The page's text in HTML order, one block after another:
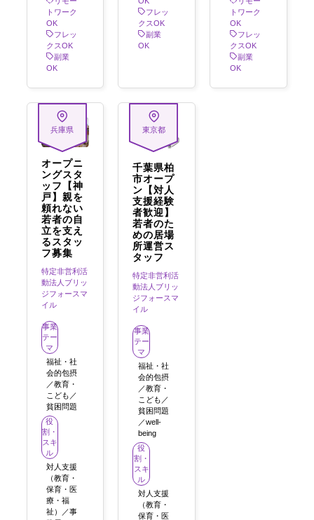
トワーク
OK
フレッ
クスOK
副業
OK
フレッ
クスOK
副業
OK
トワーク
OK
フレッ
クスOK
副業
OK
兵庫県
オープニ
ングスタ
ッフ【神
戸】親を
頼れない
若者の自
立を支え
るスタッ
フ募集
特定非営利活
動法人ブリッ
ジフォースマ
イル
事業
テー
マ
福祉・社
会的包摂
／教育・
こども／
貧困問題
役
割・
スキ
ル
対人支援
（教育・
保育・医
療・福
祉）／事
東京都
千葉県柏
市オープ
ン【対人
支援経験
者歓迎】
若者のた
めの居場
所運営ス
タッフ
特定非営利活
動法人ブリッ
ジフォースマ
イル
事業
テー
マ
福祉・社
会的包摂
／教育・
こども／
貧困問題
／well-
being
役
割・
スキ
ル
対人支援
（教育・
保育・医